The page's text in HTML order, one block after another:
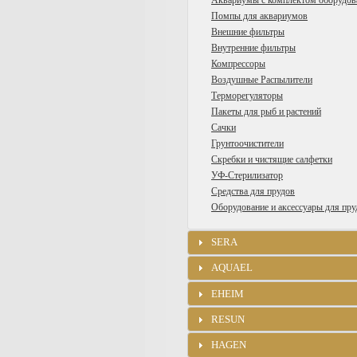
Помпы для аквариумов
Внешние фильтры
Внутренние фильтры
Компрессоры
Воздушные Распылители
Терморегуляторы
Пакеты для рыб и растений
Сачки
Грунтоочистители
Скребки и чистящие салфетки
УФ-Стерилизатор
Средства для прудов
Оборудование и аксессуары для
SERA
AQUAEL
EHEIM
RESUN
HAGEN